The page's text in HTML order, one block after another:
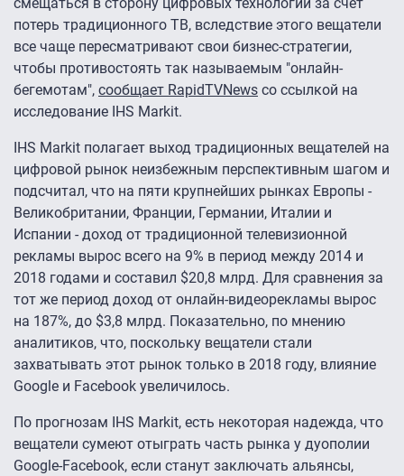
смещаться в сторону цифровых технологий за счет
потерь традиционного ТВ, вследствие этого вещатели
все чаще пересматривают свои бизнес-стратегии,
чтобы противостоять так называемым "онлайн-
бегемотам", сообщает RapidTVNews со ссылкой на
исследование IHS Markit.
IHS Markit полагает выход традиционных вещателей на
цифровой рынок неизбежным перспективным шагом и
подсчитал, что на пяти крупнейших рынках Европы -
Великобритании, Франции, Германии, Италии и
Испании - доход от традиционной телевизионной
рекламы вырос всего на 9% в период между 2014 и
2018 годами и составил $20,8 млрд. Для сравнения за
тот же период доход от онлайн-видеорекламы вырос
на 187%, до $3,8 млрд. Показательно, по мнению
аналитиков, что, поскольку вещатели стали
захватывать этот рынок только в 2018 году, влияние
Google и Facebook увеличилось.
По прогнозам IHS Markit, есть некоторая надежда, что
вещатели сумеют отыграть часть рынка у дуополии
Google-Facebook, если станут заключать альянсы,